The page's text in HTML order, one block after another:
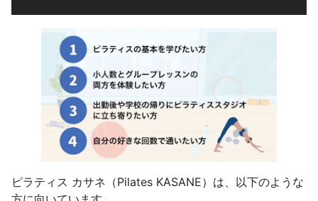
ピラティス カサネ（Pilates KASANE）は、以下のような